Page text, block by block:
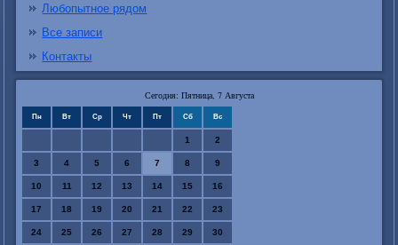
Любопытное рядом
Все записи
Контакты
Сегодня: Пятница, 7 Августа
Пн Вт Ср Чт Пт Сб Вс
1 2
3 4 5 6 7 8 9
10 11 12 13 14 15 16
17 18 19 20 21 22 23
24 25 26 27 28 29 30